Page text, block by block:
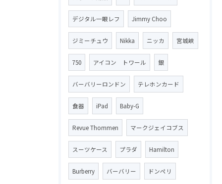
デジタル一眼レフ Jimmy Choo
ジミーチュウ Nikka ニッカ 宮城峡
750 アイコン トワール 銀
バーバリーロンドン テレホンカード
食器 iPad Baby-G
Revue Thommen マークジェイコブス
スーツケース プラダ Hamilton
Burberry バーバリー ドンペリ